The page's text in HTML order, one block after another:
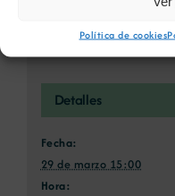
Política de cookies
Detalles
Fecha:
29 de marzo 15:00
Hora: